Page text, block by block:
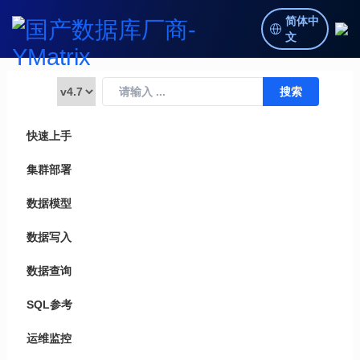
简体中
文
快速上手
集群部署
数据模型
数据写入
数据查询
SQL参考
运维监控